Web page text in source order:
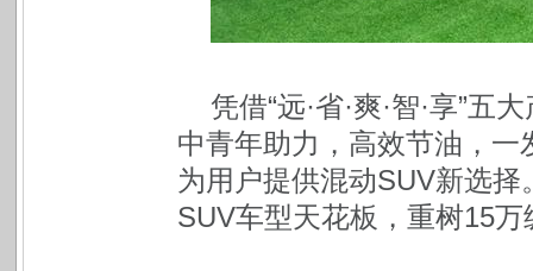
凭借“远·省·爽·智·享”
中青年助力，高效节油，
为用户提供混动SUV新选
SUV车型天花板，重树15